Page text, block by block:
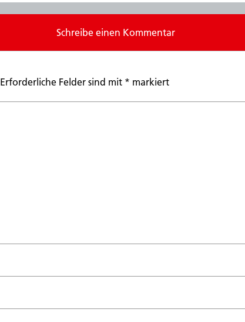
Schreibe einen Kommentar
Erforderliche Felder sind mit * markiert